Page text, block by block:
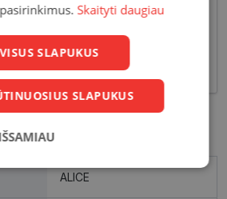
netikėčiausių ir drąsiausių
stilingas kasdieninės išvaizdos
ALICE
Skaityti daugiau
SLAPUKUS
SLAPUKUS
Statistikos
slapukai
Rinkodaros